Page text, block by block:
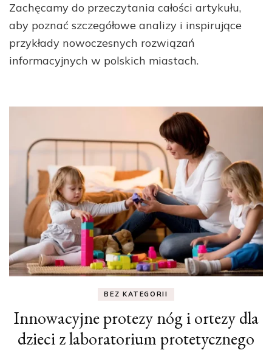
Zachęcamy do przeczytania całości artykułu,
aby poznać szczegółowe analizy i inspirujące
przykłady nowoczesnych rozwiązań
informacyjnych w polskich miastach.
BEZ KATEGORII
Innowacyjne protezy nóg i ortezy dla
dzieci z laboratorium protetycznego